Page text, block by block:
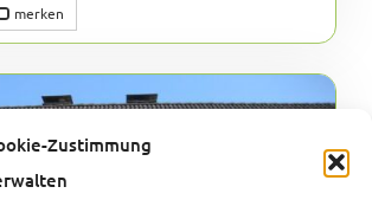
Zustimmung
merken